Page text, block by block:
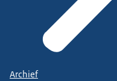
Archief